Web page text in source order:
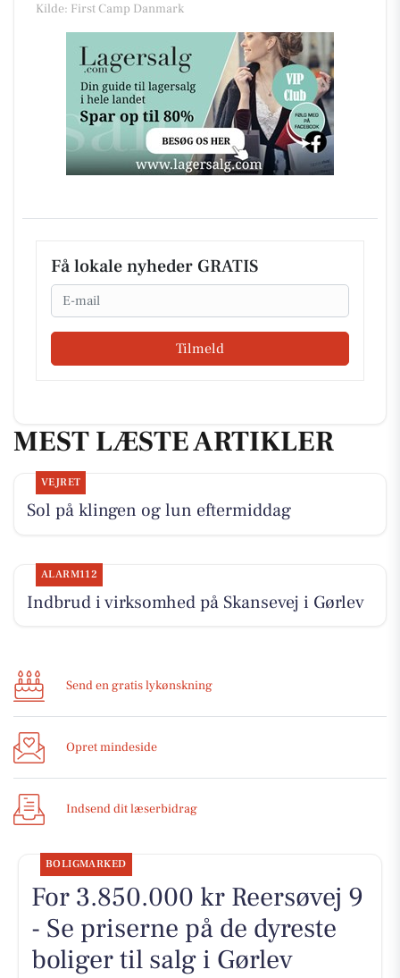
Kilde: First Camp Danmark
Få lokale nyheder GRATIS
Email
Tilmeld
MEST LÆSTE ARTIKLER
VEJRET
Sol på klingen og lun eftermiddag
ALARM112
Indbrud i virksomhed på Skansevej i Gørlev
Send en gratis lykønskning
Opret mindeside
Indsend dit læserbidrag
BOLIGMARKED
For 3.850.000 kr Reersøvej 9
- Se priserne på de dyreste
boliger til salg i Gørlev